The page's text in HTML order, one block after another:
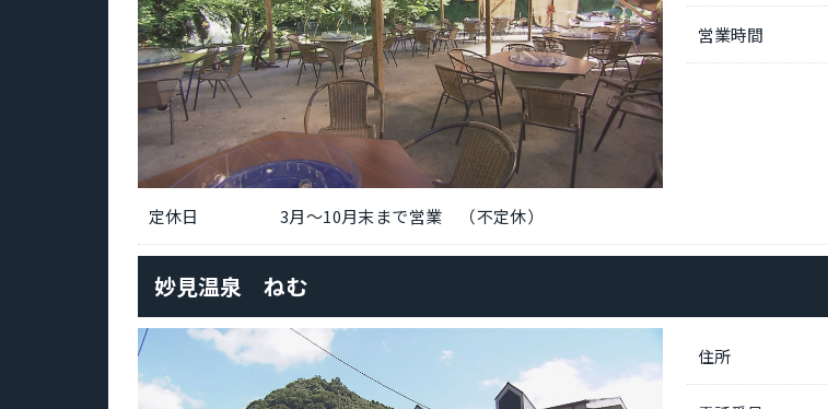
営業時間
定休日 3月～10月末まで営業 （不定休）
妙見温泉 ねむ
住所